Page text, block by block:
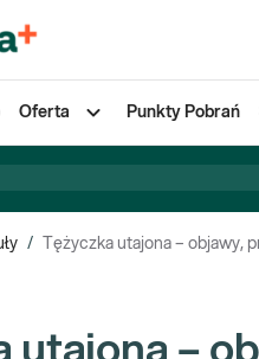
Oferta Punkty Pobrań
/ Tężyczka utajona – objawy,